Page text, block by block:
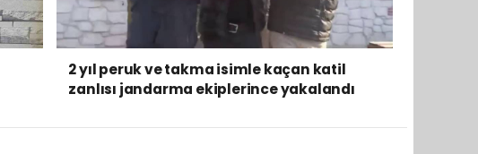
2 yıl peruk ve takma isimle kaçan katil
zanlısı jandarma ekiplerince yakalandı